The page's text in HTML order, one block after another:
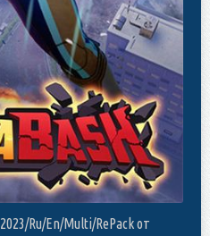
Ru/En/Multi/RePack от